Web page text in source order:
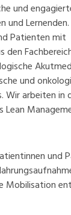
und
Lernenden.
Patienten mit
den
und
Wir arbeiten in
Lean
und
Mobilisation